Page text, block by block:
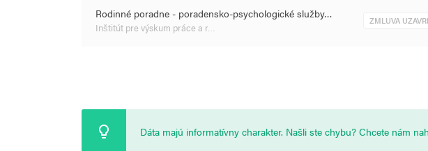
Rodinné poradne - poradensko-psychologické služby…
Inštitút pre výskum práce a r…
ZMLUVA
Dáta majú informatívny charakter. Našli ste chybu? Chcete nám